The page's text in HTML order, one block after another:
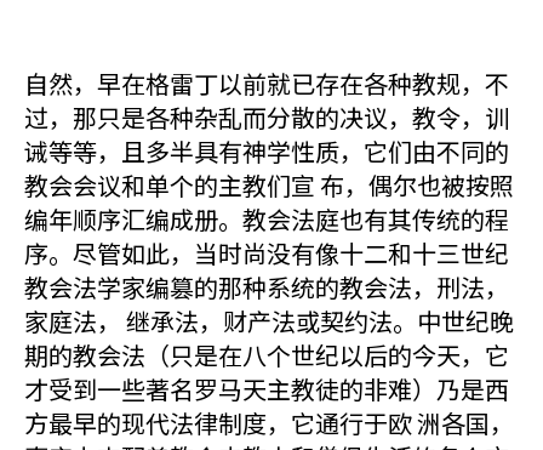
自然，早在格雷丁以前就已存在各种教规，不
过，那只是各种杂乱而分散的决议，教令，训
诫等等，且多半具有神学性质，它们由不同的
教会会议和单个的主教们宣 布，偶尔也被按照
编年顺序汇编成册。教会法庭也有其传统的程
序。尽管如此，当时尚没有像十二和十三世纪
教会法学家编篡的那种系统的教会法，刑法，
家庭法， 继承法，财产法或契约法。中世纪晚
期的教会法（只是在八个世纪以后的今天，它
才受到一些著名罗马天主教徒的非难）乃是西
方最早的现代法律制度，它通行于欧 洲各国，